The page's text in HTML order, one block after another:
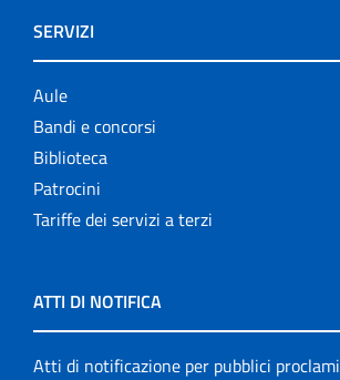
SERVIZI
Aule
Bandi e concorsi
Biblioteca
Patrocini
Tariffe dei servizi a terzi
ATTI DI NOTIFICA
Atti di notificazione per pubblici proclami